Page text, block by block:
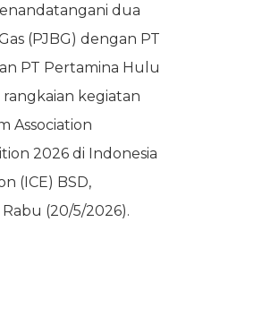
dua
(PJBG) dengan PT
PT Pertamina Hulu
kegiatan
Association
2026 di Indonesia
(ICE) BSD,
(20/5/2026).